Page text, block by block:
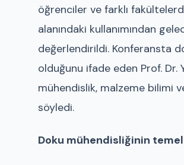
öğrenciler ve farklı
alanındaki kullanımından
değerlendirildi. Konferansta
olduğunu ifade eden Prof. Dr.
mühendislik, malzeme bilimi
söyledi.
Doku mühendisliğinin